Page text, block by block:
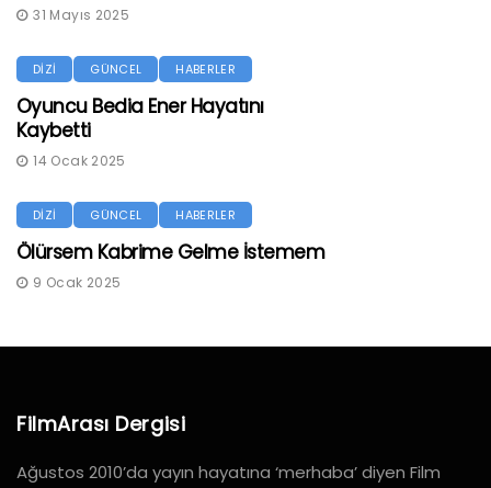
31 Mayıs 2025
DİZİ GÜNCEL HABERLER
Oyuncu Bedia Ener Hayatını
Kaybetti
14 Ocak 2025
DİZİ GÜNCEL HABERLER
Ölürsem Kabrime Gelme İstemem
9 Ocak 2025
FilmArası Dergisi
Ağustos 2010’da yayın hayatına ‘merhaba’ diyen Film